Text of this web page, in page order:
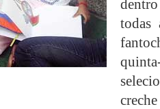
todas